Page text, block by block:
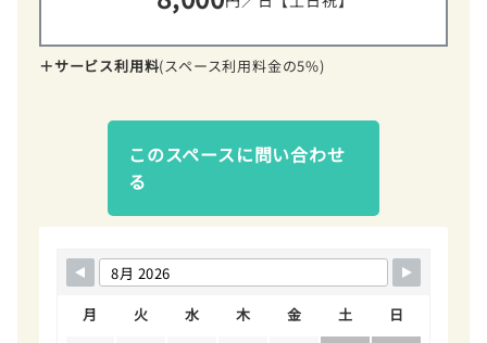
＋サービス利用料(スペース利用料金の5%)
このスペースに問い合わせ
る
月 火 水 木 金 土 日